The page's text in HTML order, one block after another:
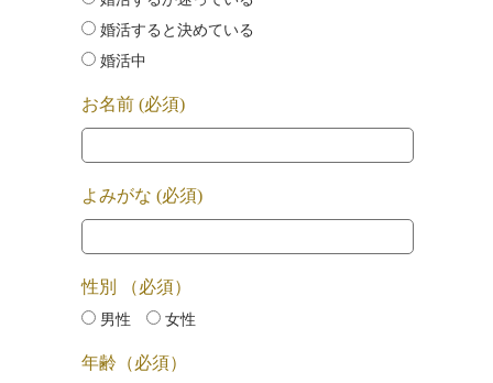
婚活すると決めている
婚活中
お名前 (必須)
よみがな (必須)
性別 （必須）
男性 女性
年齢（必須）